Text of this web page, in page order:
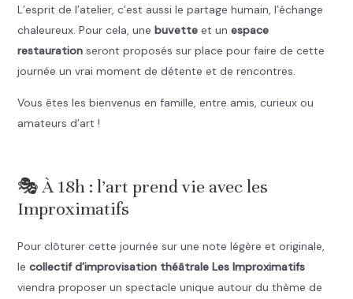
L’esprit de l’atelier, c’est aussi le partage humain, l’échange
chaleureux. Pour cela, une buvetteet un espace
restaurationseront proposés sur place pour faire de cette
journée un vrai moment de détente et de rencontres.
Vous êtes les bienvenus en famille, entre amis, curieux ou
amateurs d’art !
🎭 À 18h : l’art prend vie avec les
Improximatifs
Pour clôturer cette journée sur une note légère et originale,
le collectif d’improvisation théâtrale Les Improximatifs
viendra proposer un spectacle unique autour du thème de